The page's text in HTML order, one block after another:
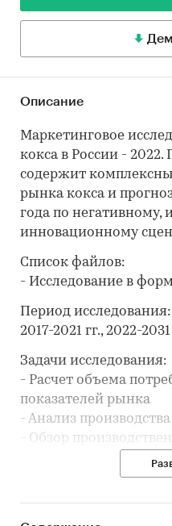
Описание
Маркетинговое
кокса в России - 2022.
содержит
рынка кокса и
года по
инновационному
Список файлов:
- Исследование в
Период исследования:
2017-2021 гг., 2022-
Задачи исследования:
- Расчет объема
показателей рынка
- Анализ
- Обзор
уровня загрузки
- Составление